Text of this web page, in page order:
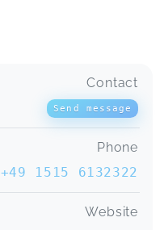
Contact
Send message
Phone
+49 1515 6132322
Website